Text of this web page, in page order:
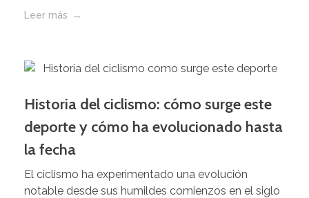
Leer más
Historia del ciclismo: cómo surge este
deporte y cómo ha evolucionado hasta
la fecha
El ciclismo ha experimentado una evolución
notable desde sus humildes comienzos en el siglo